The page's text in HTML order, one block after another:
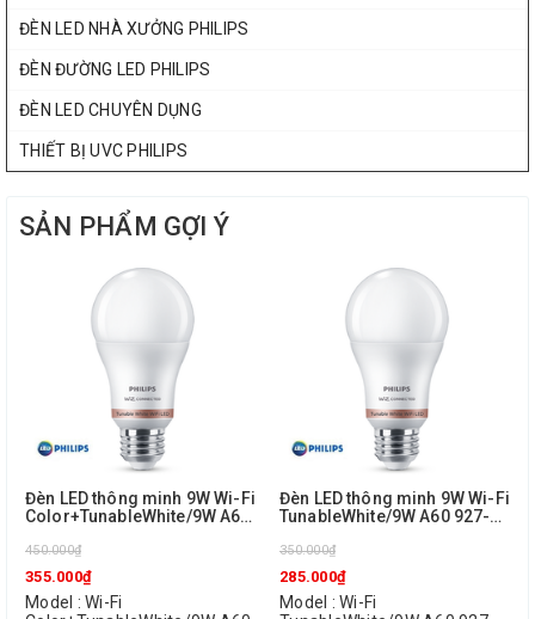
ĐÈN LED NHÀ XƯỞNG PHILIPS
ĐÈN ĐƯỜNG LED PHILIPS
ĐÈN LED CHUYÊN DỤNG
THIẾT BỊ UVC PHILIPS
SẢN PHẨM GỢI Ý
Đèn LED thông minh 9W Wi-Fi
Color+TunableWhite/9W A60
450.000₫
355.000₫
Model : Wi-Fi
Đèn LED thông minh 9W Wi-Fi
TunableWhite/9W A60 927-65
350.000₫
285.000₫
Model : Wi-Fi